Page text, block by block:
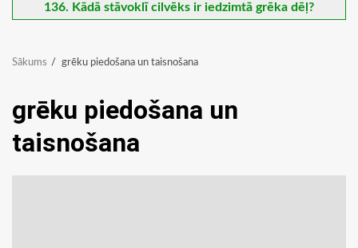
136. Kādā stāvoklī cilvēks ir iedzimtā grēka dēļ?
Sākums grēku piedošana un taisnošana
grēku piedošana un
taisnošana